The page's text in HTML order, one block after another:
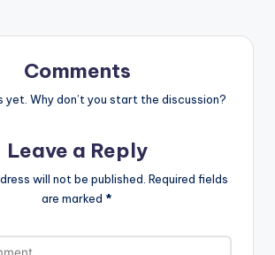
Comments
yet. Why don’t you start the discussion?
Leave a Reply
will not be published. Required fields
are marked *